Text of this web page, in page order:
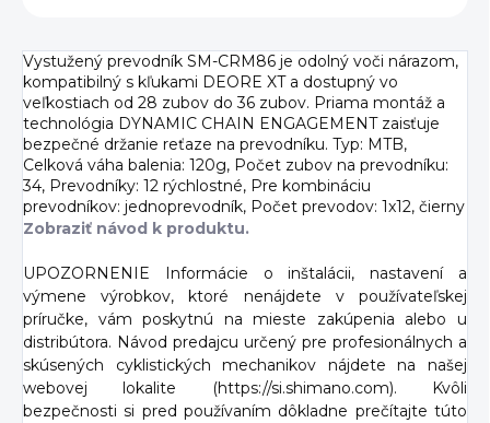
Vystužený prevodník SM-CRM86 je odolný voči nárazom,
kompatibilný s kľukami DEORE XT a dostupný vo
veľkostiach od 28 zubov do 36 zubov. Priama montáž a
technológia DYNAMIC CHAIN ENGAGEMENT zaisťuje
bezpečné držanie reťaze na prevodníku. Typ: MTB,
Celková váha balenia: 120g, Počet zubov na prevodníku:
34, Prevodníky: 12 rýchlostné, Pre kombináciu
prevodníkov: jednoprevodník, Počet prevodov: 1x12, čierny
Zobraziť návod k produktu.
UPOZORNENIE Informácie o inštalácii, nastavení a
výmene výrobkov, ktoré nenájdete v používateľskej
príručke, vám poskytnú na mieste zakúpenia alebo u
distribútora. Návod predajcu určený pre profesionálnych a
skúsených cyklistických mechanikov nájdete na našej
webovej lokalite (https://si.shimano.com). Kvôli
bezpečnosti si pred používaním dôkladne prečítajte túto